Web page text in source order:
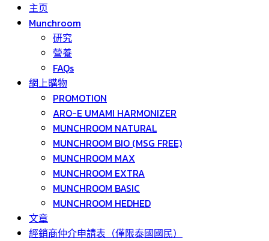
主页
Munchroom
研究
營養
FAQs
網上購物
PROMOTION
ARO-E UMAMI HARMONIZER
MUNCHROOM NATURAL
MUNCHROOM BIO (MSG FREE)
MUNCHROOM MAX
MUNCHROOM EXTRA
MUNCHROOM BASIC
MUNCHROOM HEDHED
文章
經銷商仲介申請表（僅限泰國國民）